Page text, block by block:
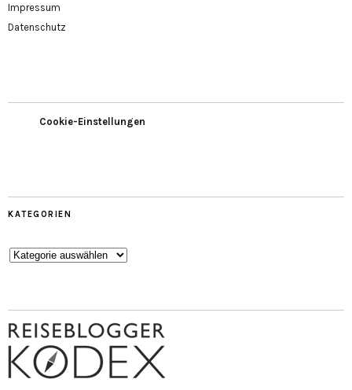
Impressum
Datenschutz
Cookie-Einstellungen
KATEGORIEN
Kategorien